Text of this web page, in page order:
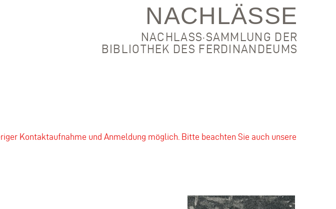
NACHLÄSSE
NACHLASS·SAMMLUNG DER
BIBLIOTHEK DES FERDINANDEUMS
Kontaktaufnahme und Anmeldung möglich. Bitte beachten Sie auch unsere